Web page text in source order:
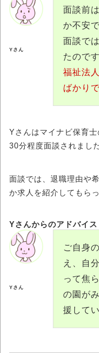
面談前
か不安
面談で
たのです
福祉法
ばかり
Yさん
Yさんはマイナビ保育
30分程度面談されました
面談では、退職理由や
か求人を紹介してもら
Yさんからのアドバイス
ご自身
え、自
って焦
の園が
援して
Yさん